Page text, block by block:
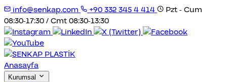
info@senkap.com +90 332 345 4 414
Pzt - Cum
08:30-17:30 / Cmt 08:30-13:30
Anasayfa
Kurumsal